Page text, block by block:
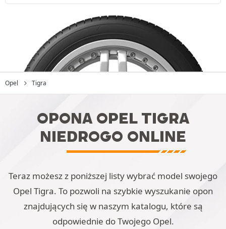
Opel Tigra
OPONA OPEL TIGRA
NIEDROGO ONLINE
Teraz możesz z poniższej listy wybrać model swojego
Opel Tigra. To pozwoli na szybkie wyszukanie opon
znajdujących się w naszym katalogu, które są
odpowiednie do Twojego Opel.